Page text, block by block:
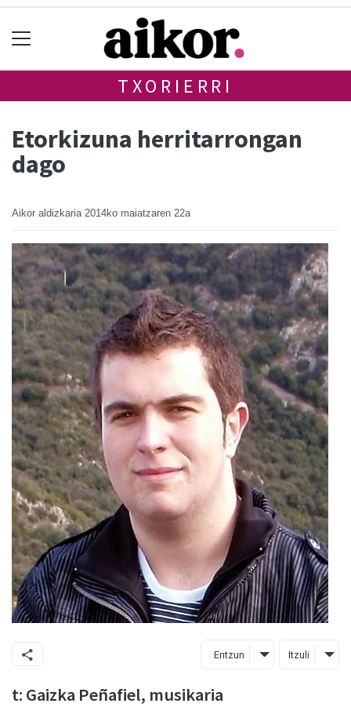
TXORIERRI
Etorkizuna herritarrongan
dago
Aikor aldizkaria 2014ko maiatzaren 22a
Entzun Itzuli
t: Gaizka Peñafiel, musikaria